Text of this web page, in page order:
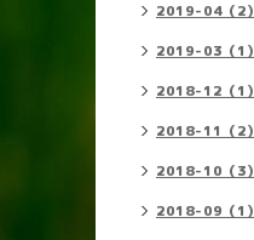
2019-04（2）
2019-03（1）
2018-12（1）
2018-11（2）
2018-10（3）
2018-09（1）